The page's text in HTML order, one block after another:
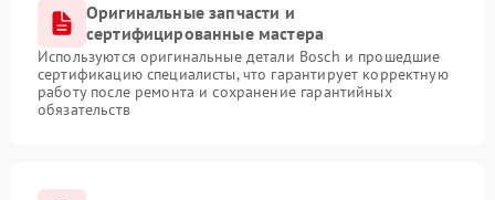
Оригинальные запчасти и
сертифицированные мастера
Используются оригинальные детали Bosch и прошедшие
сертификацию специалисты, что гарантирует корректную
работу после ремонта и сохранение гарантийных
обязательств